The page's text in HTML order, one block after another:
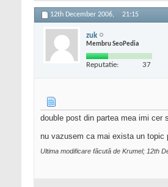
12th December 2006, 21:15
zuk
Membru SeoPedia
Reputatie: 37
double post din partea mea imi
nu vazusem ca mai exista un topic
Ultima modificare făcută de Krumel; 12th